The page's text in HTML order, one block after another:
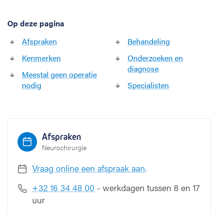
n
Op deze pagina
Afspraken
Kenmerken
Meestal geen operatie
nodig
Behandeling
Onderzoeken en
diagnose
Specialisten
Afspraken
Neurochirurgie
Vraag online een afspraak aan.
+32 16 34 48 00 - werkdagen tussen 8 en 17
uur